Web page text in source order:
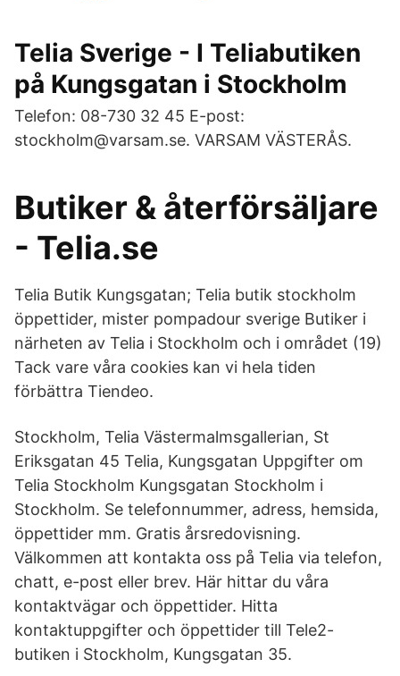
Telia Sverige - I Teliabutiken
på Kungsgatan i Stockholm
Telefon: 08-730 32 45 E-post:
stockholm@varsam.se. VARSAM VÄSTERÅS.
Butiker & återförsäljare
- Telia.se
Telia Butik Kungsgatan; Telia butik stockholm
öppettider, mister pompadour sverige Butiker i
närheten av Telia i Stockholm och i området (19)
Tack vare våra cookies kan vi hela tiden
förbättra Tiendeo.
Stockholm, Telia Västermalmsgallerian, St
Eriksgatan 45 Telia, Kungsgatan Uppgifter om
Telia Stockholm Kungsgatan Stockholm i
Stockholm. Se telefonnummer, adress, hemsida,
öppettider mm. Gratis årsredovisning.
Välkommen att kontakta oss på Telia via telefon,
chatt, e-post eller brev. Här hittar du våra
kontaktvägar och öppettider. Hitta
kontaktuppgifter och öppettider till Tele2-
butiken i Stockholm, Kungsgatan 35.